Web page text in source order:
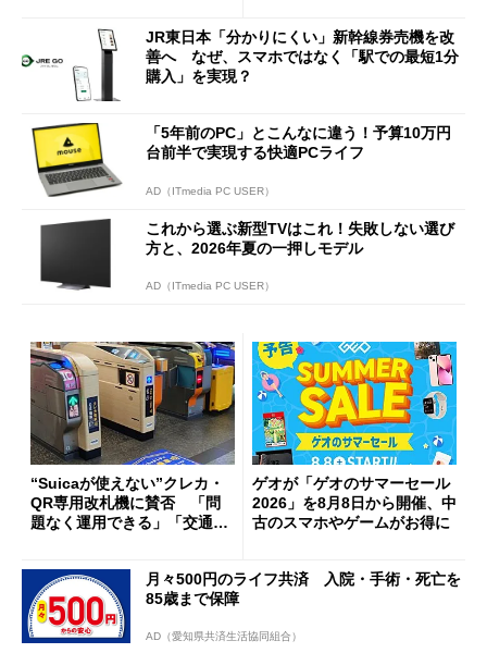
JR東日本「分かりにくい」新幹線券売機を改
善へ なぜ、スマホではなく「駅での最短1分
購入」を実現？
「5年前のPC」とこんなに違う！予算10万円
台前半で実現する快適PCライフ
AD（ITmedia PC USER）
これから選ぶ新型TVはこれ！失敗しない選び
方と、2026年夏の一押しモデル
AD（ITmedia PC USER）
“Suicaが使えない”クレカ・
QR専用改札機に賛否 「問
題なく運用できる」「交通系I
ゲオが「ゲオのサマーセール
2026」を8月8日から開催、中
古のスマホやゲームがお得に
月々500円のライフ共済 入院・手術・死亡を
85歳まで保障
AD（愛知県共済生活協同組合）